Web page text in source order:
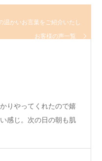
温かいお言葉をご紹介いたし
お客様の声一覧
りやってくれたので嬉
感じ。次の日の朝も肌